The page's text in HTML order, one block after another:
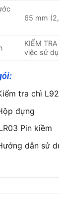
65 mm
KIỂM
việc sử
tra chì
đựng
Pin kiềm
dẫn sử